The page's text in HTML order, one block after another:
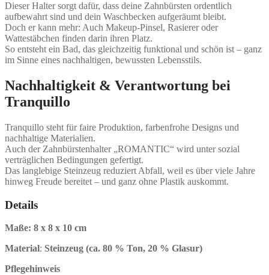
Dieser Halter sorgt dafür, dass deine Zahnbürsten ordentlich
aufbewahrt sind und dein Waschbecken aufgeräumt bleibt.
Doch er kann mehr: Auch Makeup-Pinsel, Rasierer oder
Wattestäbchen finden darin ihren Platz.
So entsteht ein Bad, das gleichzeitig funktional und schön ist – ganz
im Sinne eines nachhaltigen, bewussten Lebensstils.
Nachhaltigkeit & Verantwortung bei
Tranquillo
Tranquillo steht für faire Produktion, farbenfrohe Designs und
nachhaltige Materialien.
Auch der Zahnbürstenhalter „ROMANTIC“ wird unter sozial
verträglichen Bedingungen gefertigt.
Das langlebige Steinzeug reduziert Abfall, weil es über viele Jahre
hinweg Freude bereitet – und ganz ohne Plastik auskommt.
Details
Maße: 8 x 8 x 10 cm
Material: Steinzeug (ca. 80 % Ton, 20 % Glasur)
Pflegehinweis